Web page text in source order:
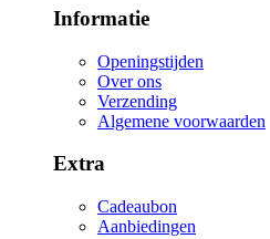
Informatie
Openingstijden
Over ons
Verzending
Algemene voorwaarden
Extra
Cadeaubon
Aanbiedingen